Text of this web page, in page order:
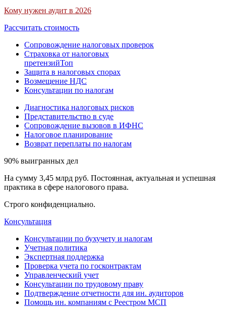
Кому нужен аудит в 2026
Рассчитать стоимость
Сопровождение налоговых проверок
Страховка от налоговых
претензийТоп
Защита в налоговых спорах
Возмещение НДС
Консультации по налогам
Диагностика налоговых рисков
Представительство в суде
Сопровождение вызовов в ИФНС
Налоговое планирование
Возврат переплаты по налогам
90% выигранных дел
На сумму 3,45 млрд руб. Постоянная, актуальная и успешная
практика в сфере налогового права.
Строго конфиденциально.
Консультация
Консультации по бухучету и налогам
Учетная политика
Экспертная поддержка
Проверка учета по госконтрактам
Управленческий учет
Консультации по трудовому праву
Подтверждение отчетности для ин. аудиторов
Помощь ин. компаниям с Реестром МСП